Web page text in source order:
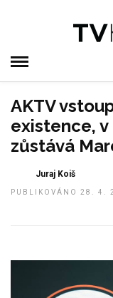
AKTV
existence,
zůstává
Juraj Koiš
PUBLIKOVÁNO 28. 4.